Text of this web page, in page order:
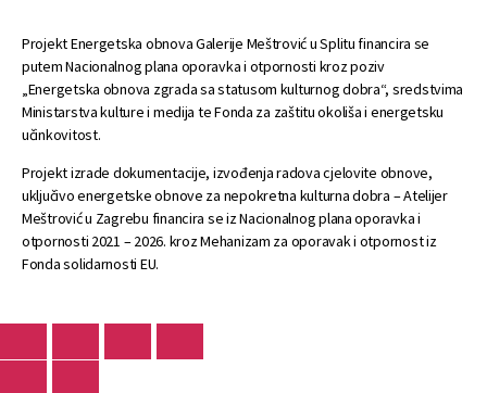
Projekt Energetska obnova Galerije Meštrović u Splitu financira se
putem Nacionalnog plana oporavka i otpornosti kroz poziv
„Energetska obnova zgrada sa statusom kulturnog dobra“, sredstvima
Ministarstva kulture i medija te Fonda za zaštitu okoliša i energetsku
učinkovitost.
Projekt izrade dokumentacije, izvođenja radova cjelovite obnove,
uključivo energetske obnove za nepokretna kulturna dobra – Atelijer
Meštrović u Zagrebu financira se iz Nacionalnog plana oporavka i
otpornosti 2021 – 2026. kroz Mehanizam za oporavak i otpornost iz
Fonda solidarnosti EU.